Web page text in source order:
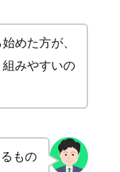
めた方が、
みやすいの
もの